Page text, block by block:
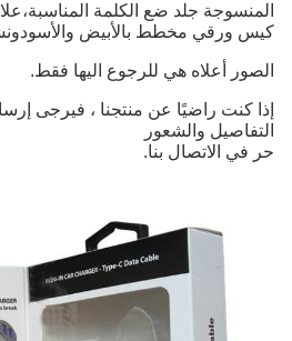
المنسوجة جلد ضع الكلمة المناسبة،
كيس ورقي مخطط بالأبيض والأسود
الصور أعلاه هي للرجوع اليها فقط.
إذا كنت راضيًا عن منتجنا ، فيرجى
التفاصيل والشعور
حر في الاتصال بنا.